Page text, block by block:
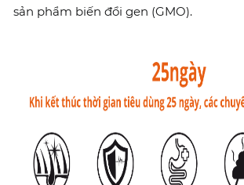
sản phẩm biến đổi gen (GMO).